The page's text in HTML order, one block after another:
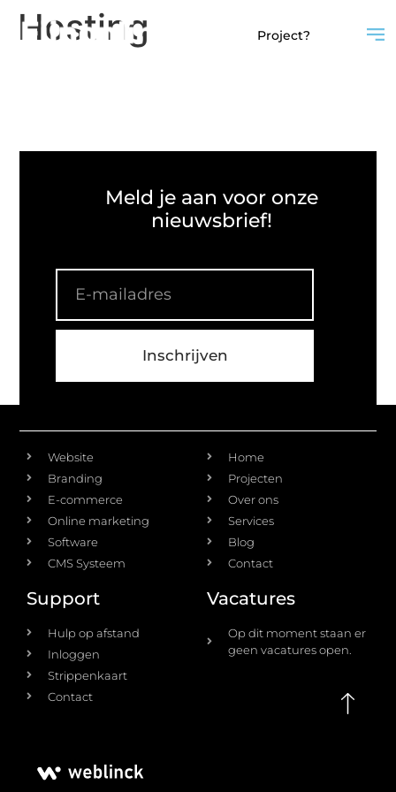
Project?
Hosting
Meld je aan voor onze
nieuwsbrief!
Inschrijven
Website
Branding
E-commerce
Online marketing
Software
CMS Systeem
Home
Projecten
Over ons
Services
Blog
Contact
Support
Hulp op afstand
Inloggen
Strippenkaart
Contact
Vacatures
Op dit moment staan er
geen vacatures open.